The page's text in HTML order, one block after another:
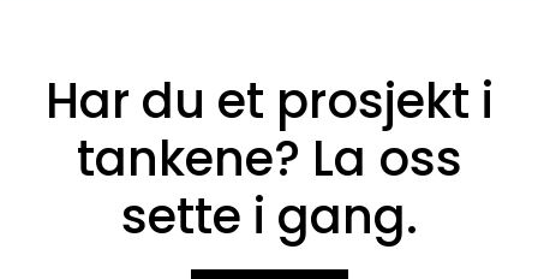
Har du et prosjekt i
tankene? La oss
sette i gang.